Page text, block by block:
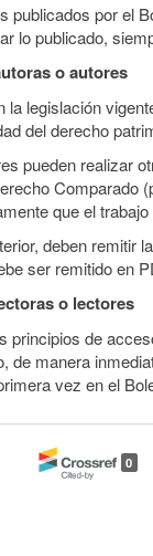
publicados por el
lo publicado,
o autores
la legislación
del derecho
pueden realizar
Comparado
que el
deben remitir
ser remitido en
o lectores
principios de
de manera
vez en el
0